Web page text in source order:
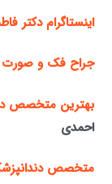
اینستاگرام دکتر
جراح فک و صورت
بهترین متخصص
احمدی
متخصص